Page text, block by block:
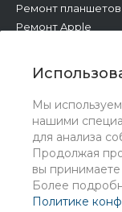
Мы
нашими
для анализа
Продолжая
вы принимаете
Более
Политике
Ремонт планшетов
Ремонт Apple